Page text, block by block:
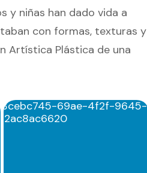
y niñas han dado vida a
con formas, texturas y
Artística Plástica de una